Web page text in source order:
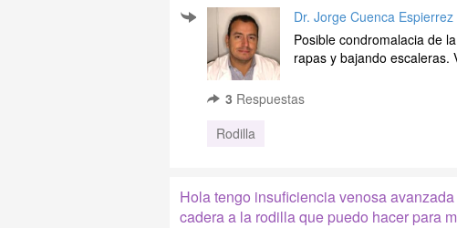
Dr. Jorge Cuenca Espierrez
Posible condromalacia de
rapas y bajando escaleras.
3 Respuestas
Rodilla
Hola tengo insuficiencia venosa
cadera a la rodilla que puedo hacer para